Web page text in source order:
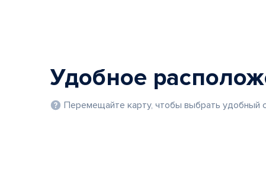
Удобное
Перемещайте карту, чтобы выбрать удобный